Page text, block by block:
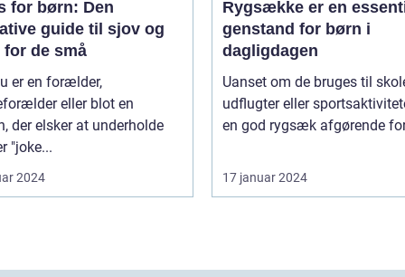
for børn: Den
guide til sjov og
for de små
er en forælder,
eller blot en
der elsker at underholde
"joke...
2024
Rygsække er en
genstand for børn i
dagligdagen
Uanset om de bruges til
udflugter eller
en god rygsæk afgørende
17 januar 2024